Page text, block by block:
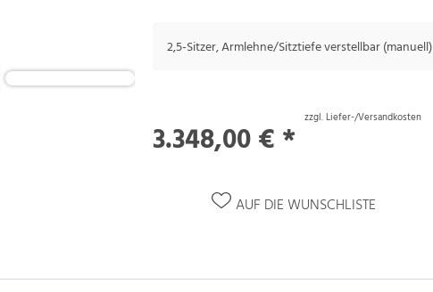
2,5-Sitzer, Armlehne/Sitztiefe verstellbar (manuell)
3.348,00 € *
zzgl. Liefer-/Versandkosten
AUF DIE WUNSCHLISTE